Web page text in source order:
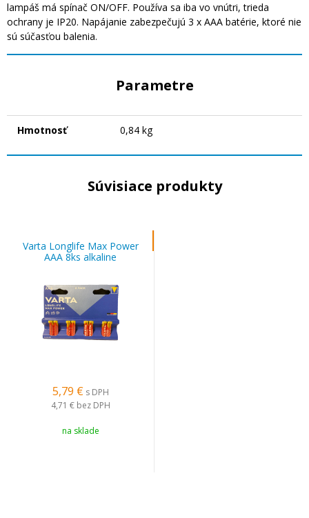
lampáš má spínač ON/OFF. Používa sa iba vo vnútri, trieda
ochrany je IP20. Napájanie zabezpečujú 3 x AAA batérie, ktoré nie
sú súčasťou balenia.
Parametre
Hmotnosť 0,84 kg
Súvisiace produkty
Varta Longlife Max Power
AAA 8ks alkaline
5,79 € s DPH
4,71 € bez DPH
na sklade